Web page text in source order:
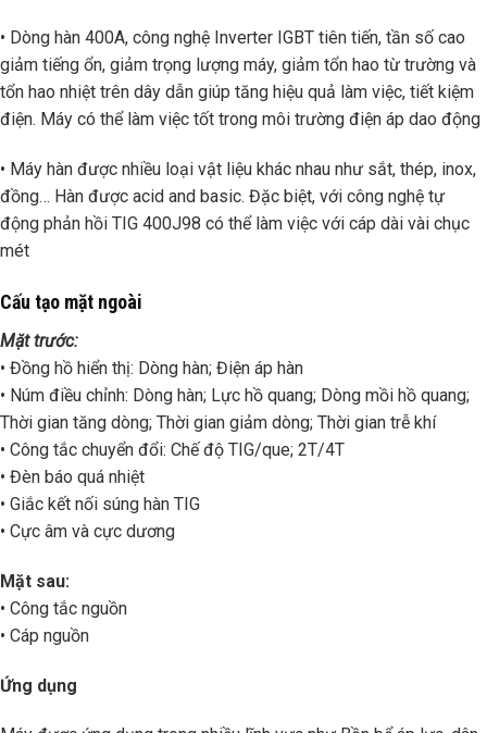
• Dòng hàn 400A, công nghệ Inverter IGBT tiên tiến, tần số cao
giảm tiếng ổn, giảm trọng lượng máy, giảm tổn hao từ trường và
tổn hao nhiệt trên dây dẫn giúp tăng hiệu quả làm việc, tiết kiệm
điện. Máy có thể làm việc tốt trong môi trường điện áp dao động
• Máy hàn được nhiều loại vật liệu khác nhau như sắt, thép, inox,
đồng… Hàn được acid and basic. Đặc biệt, với công nghệ tự
động phản hồi TIG 400J98 có thể làm việc với cáp dài vài chục
mét
Cấu tạo mặt ngoài
Mặt trước:
• Đồng hồ hiển thị: Dòng hàn; Điện áp hàn
• Núm điều chỉnh: Dòng hàn; Lực hồ quang; Dòng mồi hồ quang;
Thời gian tăng dòng; Thời gian giảm dòng; Thời gian trễ khí
• Công tắc chuyển đổi: Chế độ TIG/que; 2T/4T
• Đèn báo quá nhiệt
• Giắc kết nối súng hàn TIG
• Cực âm và cực dương
Mặt sau:
• Công tắc nguồn
• Cáp nguồn
Ứng dụng